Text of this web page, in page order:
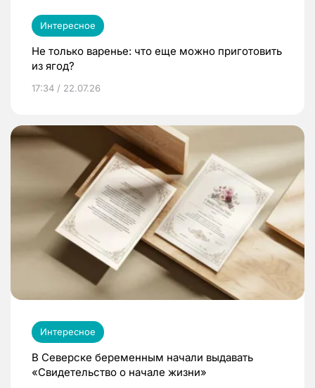
Интересное
Не только варенье: что еще можно приготовить
из ягод?
17:34 / 22.07.26
Интересное
В Северске беременным начали выдавать
«Свидетельство о начале жизни»